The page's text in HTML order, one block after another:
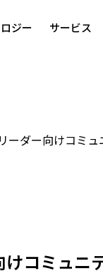
ジー サービス
ーダー向けコミ
コミュニ